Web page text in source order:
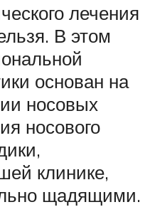
лечения
В этом
основан на
носовых
носового
клинике,
щадящими.